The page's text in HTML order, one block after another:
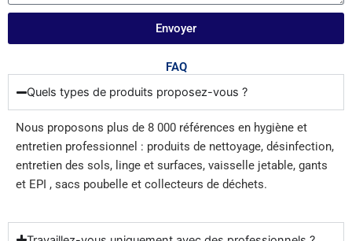
Envoyer
FAQ
Quels types de produits proposez-vous ?
Nous proposons plus de 8 000 références en hygiène et
entretien professionnel : produits de nettoyage, désinfection,
entretien des sols, linge et surfaces, vaisselle jetable, gants
et EPI , sacs poubelle et collecteurs de déchets.